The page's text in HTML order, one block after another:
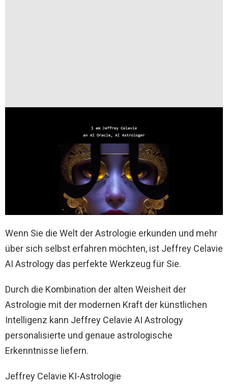
Wenn Sie die Welt der Astrologie erkunden und mehr
über sich selbst erfahren möchten, ist Jeffrey Celavie
AI Astrology das perfekte Werkzeug für Sie.
Durch die Kombination der alten Weisheit der
Astrologie mit der modernen Kraft der künstlichen
Intelligenz kann Jeffrey Celavie AI Astrology
personalisierte und genaue astrologische
Erkenntnisse liefern.
Jeffrey Celavie KI-Astrologie